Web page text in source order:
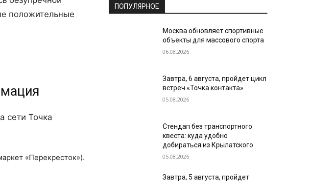
положительные
сети Точка
«Перекресток»).
ПОПУЛЯРНОЕ
Москва обновляет спортивные
объекты для массового спорта
06.08.2026
Завтра, 6 августа, пройдет цикл
встреч «Точка контакта»
05.08.2026
Стендап без транспортного
квеста: куда удобно
добираться из Крылатского
05.08.2026
Завтра, 5 августа, пройдет